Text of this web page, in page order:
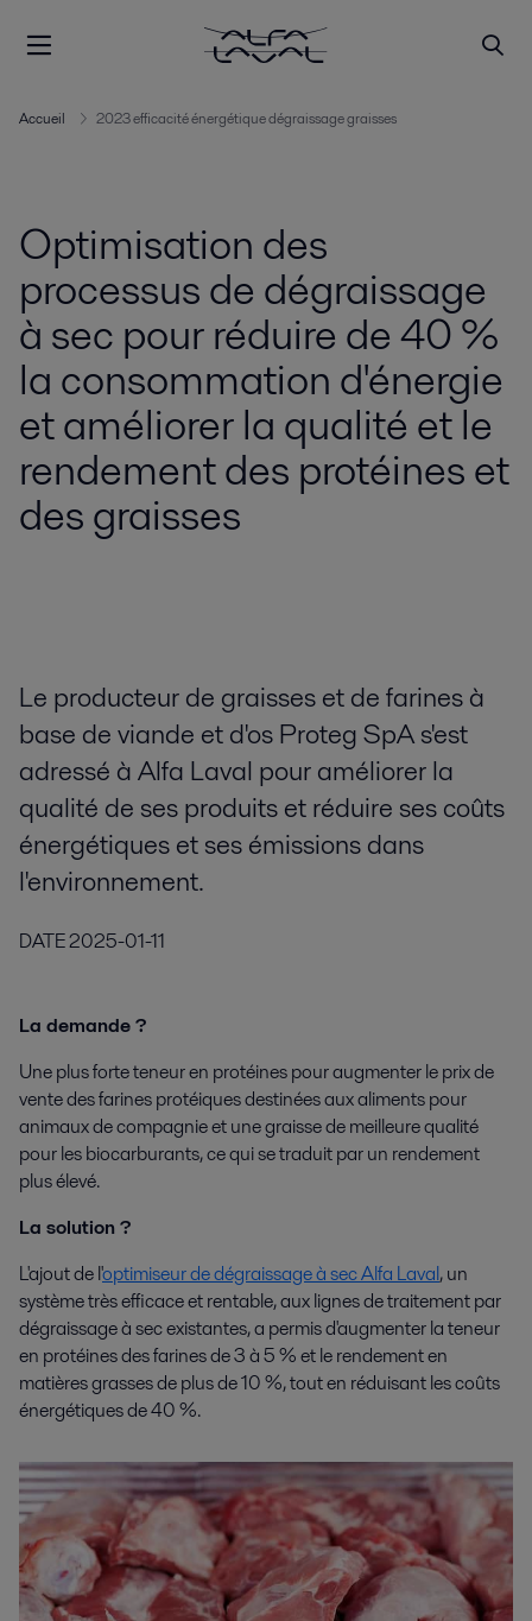
Accueil 2023 efficacité énergétique dégraissage graisses
Optimisation des
processus de dégraissage
à sec pour réduire de 40 %
la consommation d'énergie
et améliorer la qualité et le
rendement des protéines et
des graisses
Le producteur de graisses et de farines à
base de viande et d'os Proteg SpA s'est
adressé à Alfa Laval pour améliorer la
qualité de ses produits et réduire ses coûts
énergétiques et ses émissions dans
l'environnement.
DATE2025-01-11
La demande ?
Une plus forte teneur en protéines pour augmenter le prix de
vente des farines protéiques destinées aux aliments pour
animaux de compagnie et une graisse de meilleure qualité
pour les biocarburants, ce qui se traduit par un rendement
plus élevé.
La solution ?
L'ajout de l'optimiseur de dégraissage à sec Alfa Laval, un
système très efficace et rentable, aux lignes de traitement par
dégraissage à sec existantes, a permis d'augmenter la teneur
en protéines des farines de 3 à 5 % et le rendement en
matières grasses de plus de 10 %, tout en réduisant les coûts
énergétiques de 40 %.